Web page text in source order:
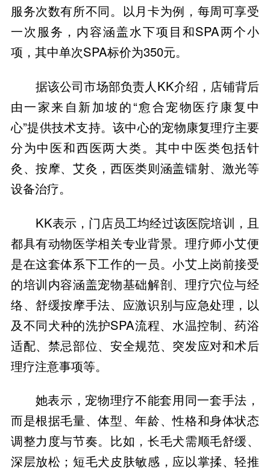
服务次数有所不同。以月卡为例，每周可享受
一次服务，内容涵盖水下项目和SPA两个小
项，其中单次SPA标价为350元。
据该公司市场部负责人KK介绍，店铺背后
由一家来自新加坡的“愈合宠物医疗康复中
心”提供技术支持。该中心的宠物康复理疗主要
分为中医和西医两大类。其中中医类包括针
灸、按摩、艾灸，西医类则涵盖镭射、激光等
设备治疗。
KK表示，门店员工均经过该医院培训，且
都具有动物医学相关专业背景。理疗师小艾便
是在这套体系下工作的一员。小艾上岗前接受
的培训内容涵盖宠物基础解剖、理疗穴位与经
络、舒缓按摩手法、应激识别与应急处理，以
及不同犬种的洗护SPA流程、水温控制、药浴
适配、禁忌部位、安全规范、突发应对和术后
理疗注意事项等。
她表示，宠物理疗不能套用同一套手法，
而是根据毛量、体型、年龄、性格和身体状态
调整力度与节奏。比如，长毛犬需顺毛舒缓、
深层放松；短毛犬皮肤敏感，应以掌揉、轻推